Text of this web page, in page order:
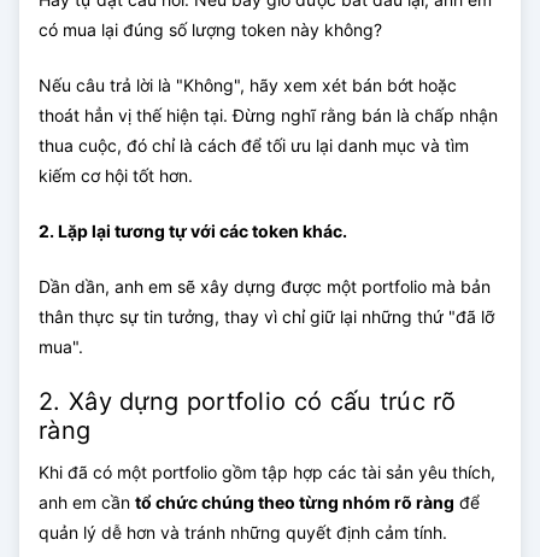
có mua lại đúng số lượng token này không?
Nếu câu trả lời là "Không", hãy xem xét bán bớt hoặc
thoát hẳn vị thế hiện tại. Đừng nghĩ rằng bán là chấp nhận
thua cuộc, đó chỉ là cách để tối ưu lại danh mục và tìm
kiếm cơ hội tốt hơn.
2. Lặp lại tương tự với các token khác.
Dần dần, anh em sẽ xây dựng được một portfolio mà bản
thân thực sự tin tưởng, thay vì chỉ giữ lại những thứ "đã lỡ
mua".
2. Xây dựng portfolio có cấu trúc rõ
ràng
Khi đã có một portfolio gồm tập hợp các tài sản yêu thích,
anh em cần tổ chức chúng theo từng nhóm rõ ràng để
quản lý dễ hơn và tránh những quyết định cảm tính.